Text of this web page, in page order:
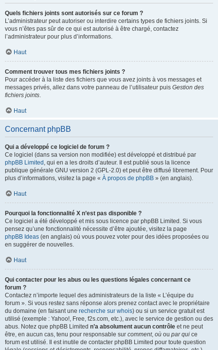
Quels fichiers joints sont autorisés sur ce forum ?
L’administrateur peut autoriser ou interdire certains types de fichiers joints. Si
vous n’êtes pas sûr de ce qui est autorisé à être chargé, contactez
l’administrateur pour plus d’informations.
Haut
Comment trouver tous mes fichiers joints ?
Pour accéder à la liste des fichiers que vous avez joints à vos messages et
messages privés, allez dans votre panneau de l’utilisateur puis Gestion des
fichiers joints.
Haut
Concernant phpBB
Qui a développé ce logiciel de forum ?
Ce logiciel (dans sa version non modifiée) est développé et distribué par
phpBB Limited , qui en a les droits d’auteur. Il est publié sous la licence
publique générale GNU version 2 (GPL-2.0) et peut être diffusé librement. Pour
plus d’informations, visitez la page « À propos de phpBB » (en anglais).
Haut
Pourquoi la fonctionnalité X n’est pas disponible ?
Ce logiciel a été développé et mis sous licence par phpBB Limited. Si vous
pensez qu’une fonctionnalité nécessite d’être ajoutée, visitez la page
phpBB Ideas (en anglais) où vous pouvez voter pour des idées proposées ou
en suggérer de nouvelles.
Haut
Qui contacter pour les abus ou les questions légales concernant ce
forum ?
Contactez n’importe lequel des administrateurs de la liste « L’équipe du
forum ». Si vous restez sans réponse alors prenez contact avec le propriétaire
du domaine (en faisant une recherche sur whois) ou si un service gratuit est
utilisé (exemple : Yahoo!, Free, f2s.com, etc.), avec le service de gestion ou des
abus. Notez que phpBB Limited n’a absolument aucun contrôle et ne peut
être, en aucun cas, tenu pour responsable sur comment, où ou par qui ce
forum est utilisé. Il est inutile de contacter phpBB Limited pour toute question